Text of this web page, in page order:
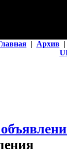
| Архив |